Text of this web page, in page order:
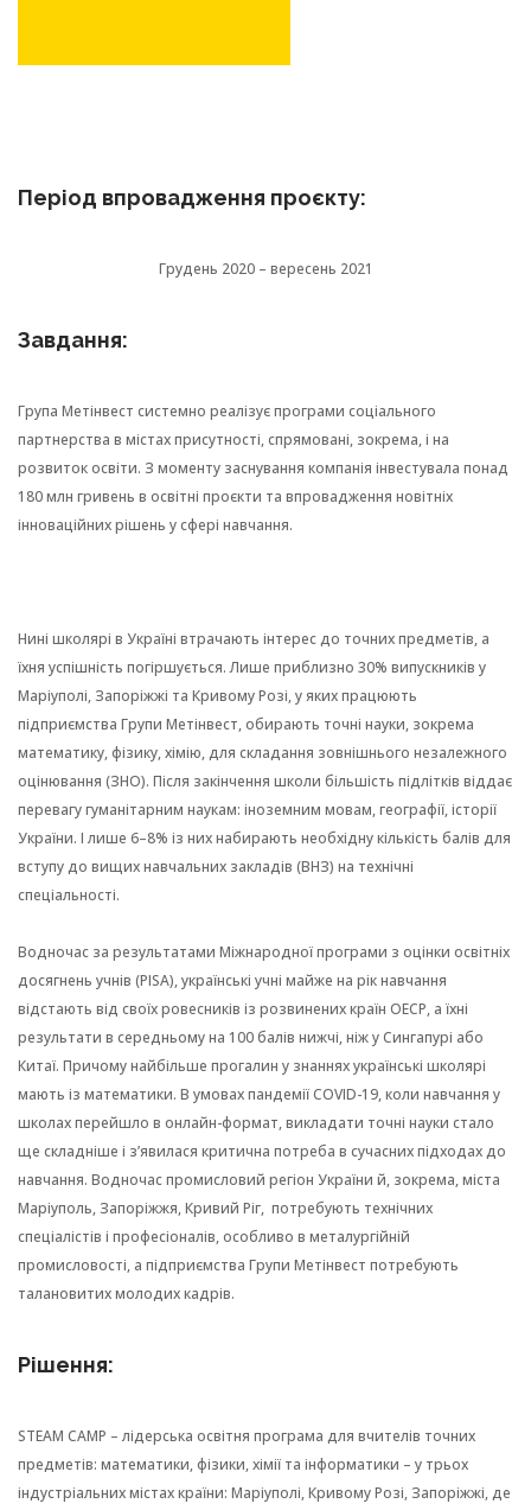
Період впровадження проєкту:
Грудень 2020 – вересень 2021
Завдання:
Група Метінвест системно реалізує програми соціального
партнерства в містах присутності, спрямовані, зокрема, і на
розвиток освіти. З моменту заснування компанія інвестувала понад
180 млн гривень в освітні проєкти та впровадження новітніх
інноваційних рішень у сфері навчання.
Нині школярі в Україні втрачають інтерес до точних предметів, а
їхня успішність погіршується. Лише приблизно 30% випускників у
Маріуполі, Запоріжжі та Кривому Розі, у яких працюють
підприємства Групи Метінвест, обирають точні науки, зокрема
математику, фізику, хімію, для складання зовнішнього незалежного
оцінювання (ЗНО). Після закінчення школи більшість підлітків віддає
перевагу гуманітарним наукам: іноземним мовам, географії, історії
України. І лише 6–8% із них набирають необхідну кількість балів для
вступу до вищих навчальних закладів (ВНЗ) на технічні
спеціальності.
Водночас за результатами Міжнародної програми з оцінки освітніх
досягнень учнів (PISA), українські учні майже на рік навчання
відстають від своїх ровесників із розвинених країн ОЕСР, а їхні
результати в середньому на 100 балів нижчі, ніж у Сингапурі або
Китаї. Причому найбільше прогалин у знаннях українські школярі
мають із математики. В умовах пандемії COVID-19, коли навчання у
школах перейшло в онлайн-формат, викладати точні науки стало
ще складніше і з’явилася критична потреба в сучасних підходах до
навчання. Водночас промисловий регіон України й, зокрема, міста
Маріуполь, Запоріжжя, Кривий Ріг, потребують технічних
спеціалістів і професіоналів, особливо в металургійній
промисловості, а підприємства Групи Метінвест потребують
талановитих молодих кадрів.
Рішення:
STEAM CAMP – лідерська освітня програма для вчителів точних
предметів: математики, фізики, хімії та інформатики – у трьох
індустріальних містах країни: Маріуполі, Кривому Розі, Запоріжжі, де